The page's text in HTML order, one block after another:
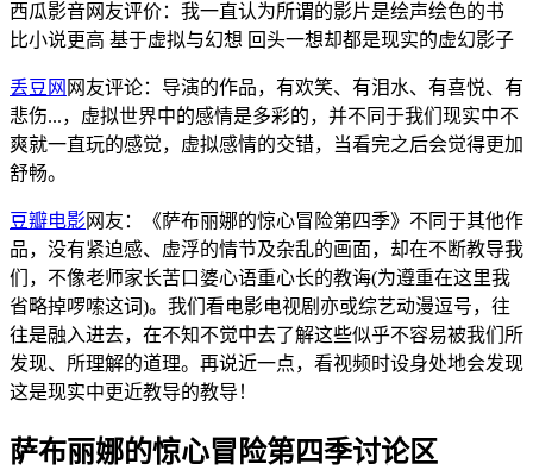
西瓜影音网友评价：我一直认为所谓的影片是绘声绘色的书
比小说更高 基于虚拟与幻想 回头一想却都是现实的虚幻影子
丢豆网 网友评论：导演的作品，有欢笑、有泪水、有喜悦、有
悲伤...，虚拟世界中的感情是多彩的，并不同于我们现实中不
爽就一直玩的感觉，虚拟感情的交错，当看完之后会觉得更加
舒畅。
豆瓣电影网友：《萨布丽娜的惊心冒险第四季》不同于其他作
品，没有紧迫感、虚浮的情节及杂乱的画面，却在不断教导我
们，不像老师家长苦口婆心语重心长的教诲(为遵重在这里我
省略掉啰嗦这词)。我们看电影电视剧亦或综艺动漫逗号，往
往是融入进去，在不知不觉中去了解这些似乎不容易被我们所
发现、所理解的道理。再说近一点，看视频时设身处地会发现
这是现实中更近教导的教导！
萨布丽娜的惊心冒险第四季讨论区